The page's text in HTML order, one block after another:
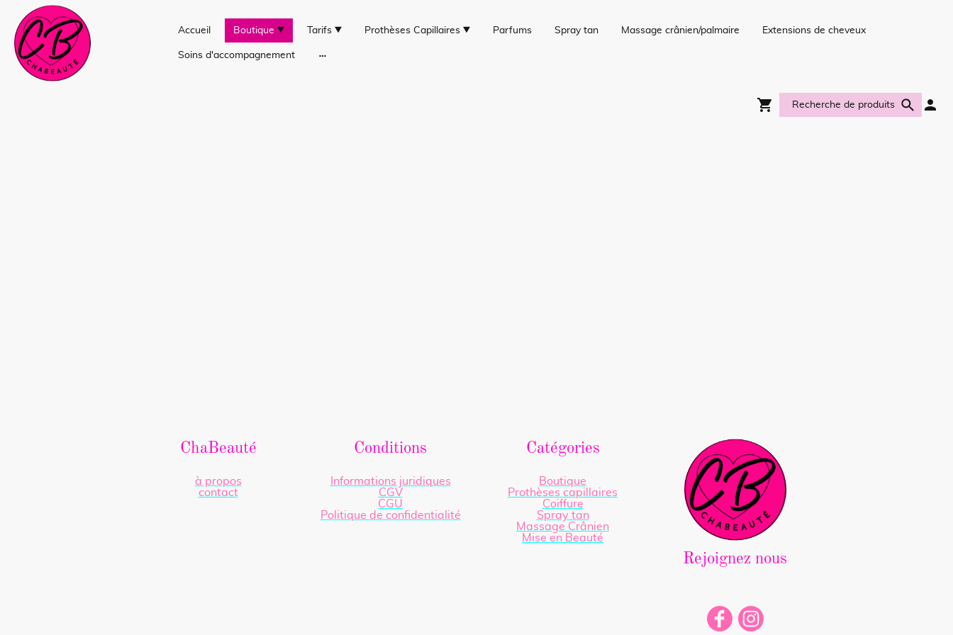
Accueil Boutique Tarifs Prothèses Capillaires Parfums Spray tan Massage crânien/palmaire Extensions de cheveux
Soins d'accompagnement
ChaBeauté Conditions
à propos
contact
Informations juridiques
CGV
CGU
Politique de confidentialité
Catégories
Boutique
Prothèses capillaires
Coiffure
Spray tan
Massage Crânien
Mise en Beauté
Rejoignez nous